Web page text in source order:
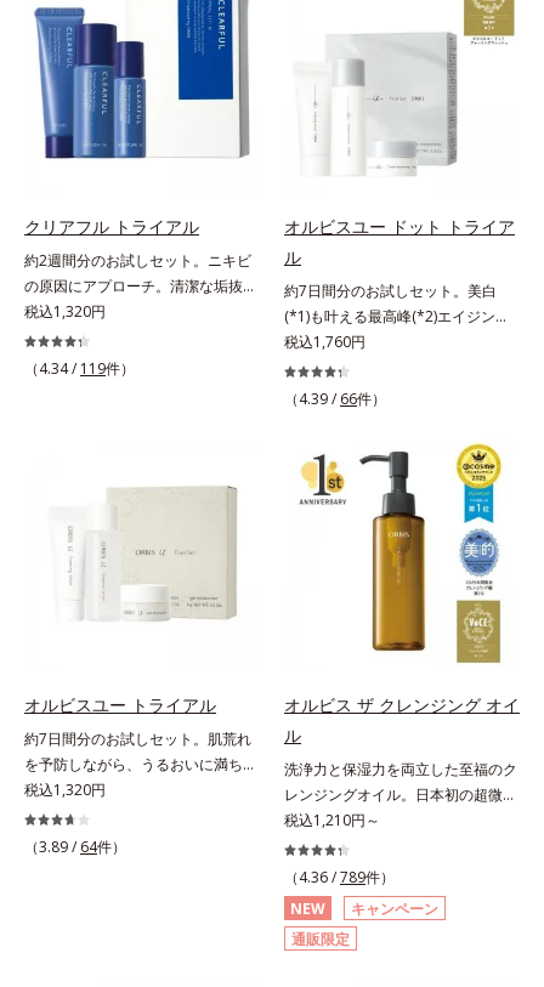
いい素肌へ。スキンケア0番目に、
かつてないクレンジング(*2)をご用
意しました。ポーラ化成は独自の先
端研究により、ナノバブルよりも小
さい超微粒子(*3)をクレンジングに
搭載することに成功。毛穴よりはる
かに小さい超微粒子とオイルが肌と
て肌表面にうるおいベールを形成。
これにより、洗い流した瞬間に汚れ
が肌に再付着することを防止し、細
かい毛穴汚れをごっそりするん！角
栓溶解オイル(*4)が詰まりや黒ずみ
も溶かして、毛穴の目立ちにくいす
べすべ肌に洗い上げます。大人肌の
しくなる晴れやかな肌に導きます。
*1 ポーラ化成独自の（Ｃ１２－２
０）アルキルグルコシド（保湿）で
形成するミセルから、汚れをはね返
す水の膜をつくる技術が日本初
（2024年12月時点、J－GLOBALに
*3 ポーラ化成独自の（Ｃ１２－２
形成するミセル*4 炭酸ジカプリリ
ル*5 乾燥や汚れによる*6 キメの乱
れによる＜使用量目安＞適量＜使用
ステップ＞オルビス ザ クレンジン
グ オイル ⇒ 洗顔料 ⇒ 化粧
と皮脂のバランスを整え、乾燥＆ベ
タつきレスに。さらに毛穴周りの肌
にうるおいを与え、キュッと引き締
め＆ハリ感をUPさせます。また皮
脂を感知するとギュッと固まる膜を
採用。ファンデーションのくずれや
毛穴落ちを防ぎ、キレイが長持ちし
にほわっとべールをかけて、肌キメ
がふっくら整うかのよう(*3)。つっ
ぱらないここちよい密着感で、さま
ざまなタイプのファンデと併用でき
ます。毛穴が気になる箇所への部分
使いもOK。*1 ファンデーションが
くずれて毛穴に落ちること*2 酸化
チタン配合＝カバー力向上成分*3
クリアフル トライアル
約2週間分のお試しセット。ニキビ
の原因にアプローチ。清潔な垢抜け
肌(*1)へ。「ニキビをくり返してし
まう」「毛穴目立ちが気になる」
「マスク生活であごや口まわりのニ
する、薬用ニキビ対策スキンケアシ
分とコラーゲンが肌をいたわりなが
らうるおいを与え、バリア機能を維
持。ニキビができにくい肌を目指し
ます。さらにビタミンC誘導体をは
を配合。カプセルが浸透してから成
分を放出する特殊技術によって、高
い浸透力(*3)と安定性を実現。毛穴
の目立ちをしっかりケア(*4)して、
ゆらぎやすいニキビ肌を、みずみず
しい清潔な垢抜け肌(*1)へと導きま
す。たっぷりの保湿成分で低刺激。
税込1,320円
（4.34 / 119件）
オルビスユー ドット トライア
ル
約7日間分のお試しセット。美白
(*1)も叶える最高峰(*2)エイジング
ケア(*3)。ハリも透明感(*4)も結果
主義。年齢サイン(*5)の因子に着目
した肌科学エイジングケア(*3)シリ
ズは、年齢による肌悩み一つ一つを
対処するのではなく、肌で起きてい
ることの根本原因に着目。加齢とと
もに現れる年齢サイン(*5)について
研究を進めたところ、弾力感のない
状態である「ハリのなさ」や、くす
み(*6)などが現れている状態である
「透明感のなさ」が現れることで大
人の肌印象に大きな影響を与えてい
ビスユー ドットシリーズは美容成
ター(*8)」を配合。そして、従来か
ら配合している美白有効成分「トラ
ネキサム酸」を配合しました。さら
に、シリーズ共通の美容成分(*7)
「GLルートブースター(*9)」を配合
することで、肌のふっくら感や透明
感を叶えます。美白ケアしながら多
角的なエイジングケアが叶うシリー
ズに。3ステップで上向き(*10)のハ
税込1,760円
（4.39 / 66件）
オルビスユー トライアル
約7日間分のお試しセット。肌荒れ
を予防しながら、うるおいに満ちた
美しい肌へ。7000種を超える成分
から厳選し、「うるおいの質(*1)」
に着目した初期エイジングケア(*2)
税込1,320円
（3.89 / 64件）
オルビス ザ クレンジング オイ
ル
洗浄力と保湿力を両立した至福のク
レンジングオイル。日本初の超微粒
子技術(*1)が毛穴奥の微細な汚れに
アプローチ。圧倒的な洗浄力と毛穴
悩みに着目したクレンジングオイル
です。日本初・超微粒子技術(*1)
で、さっと塗り広げるだけで濃いメ
イクはもちろん毛穴悩みも取り去
税込1,210円～
（4.36 /789件）
NEW
キャンペーン
通販限定